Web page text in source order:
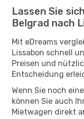
Lassen Sie
Belgrad nach
Mit eDreams
Lissabon schnell
Preisen und
Entscheidung
Wenn Sie noch
können Sie auch
Mietwagen direkt